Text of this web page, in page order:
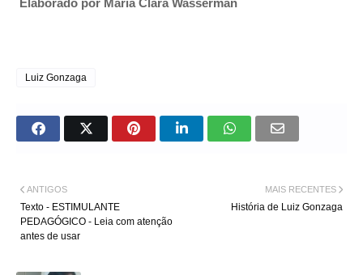
Luiz Gonzaga
MAIS RECENTES
História de Luiz Gonzaga
ANTIGOS
Texto - ESTIMULANTE
PEDAGÓGICO - Leia com atenção
antes de usar